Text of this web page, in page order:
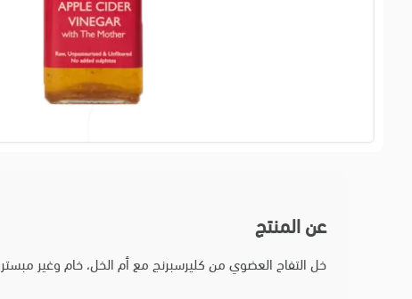
عن المنتج
خل التفاح العضوي من كليرسبرنج مع أم الخل، خام وغير